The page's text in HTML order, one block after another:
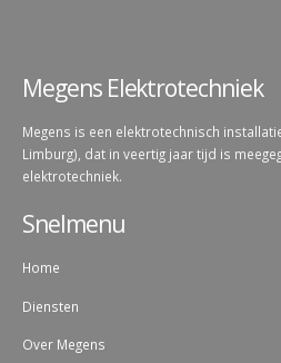
Megens Elektrotechniek
Megens is een elektrotechnisch
Limburg), dat in veertig jaar tijd is
elektrotechniek.
Snelmenu
Home
Diensten
Over Megens